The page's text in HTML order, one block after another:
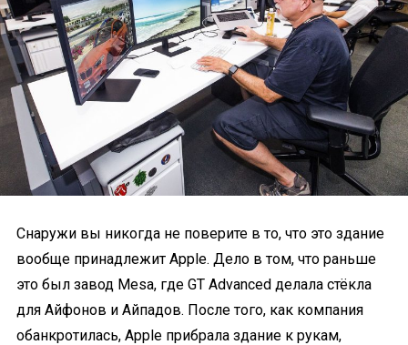
Снаружи вы никогда не поверите в то, что это здание
вообще принадлежит Apple. Дело в том, что раньше
это был завод Mesa, где GT Advanced делала стёкла
для Айфонов и Айпадов. После того, как компания
обанкротилась, Apple прибрала здание к рукам,